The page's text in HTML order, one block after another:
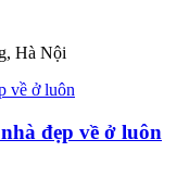
Hà Nội
đẹp về ở luôn